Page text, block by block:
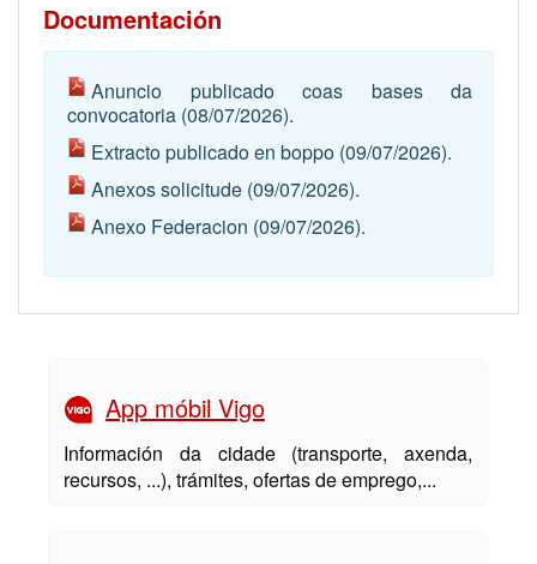
Documentación
Anuncio publicado coas bases da
convocatoria (08/07/2026).
Extracto publicado en boppo (09/07/2026).
Anexos solicitude (09/07/2026).
Anexo Federacion (09/07/2026).
App móbil Vigo
Información da cidade (transporte, axenda,
recursos, ...), trámites, ofertas de emprego,...